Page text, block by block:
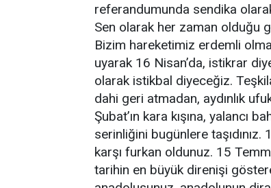
referandumunda sendika
Sen olarak her zaman olduğu
Bizim hareketimiz erdemli
uyarak 16 Nisan’da, istikrar
olarak istikbal diyeceğiz.
dahi geri atmadan, aydınlık
Şubat’ın kara kışına, yalancı
serinliğini bugünlere
karşı furkan oldunuz. 15
tarihin en büyük direnişi